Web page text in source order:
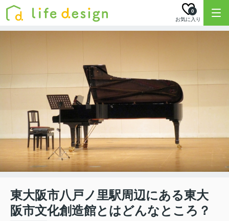
お気に入り
0
東大阪市八戸ノ里駅周辺にある東大
阪市文化創造館とはどんなところ？